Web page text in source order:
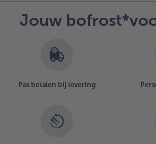
Jouw
Pas betalen bij levering